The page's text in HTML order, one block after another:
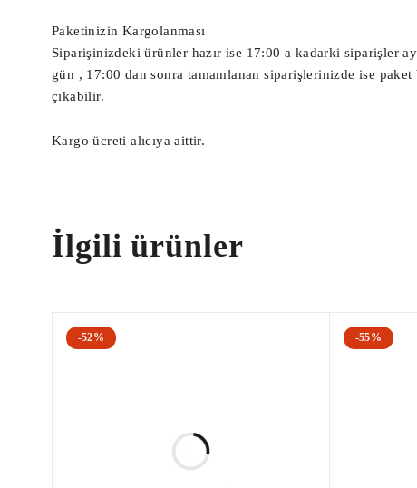
Çıkma İç Sigorta Kutusu, Çıkma Sigorta
Çıkma Body Beyni, Çıkma Bsi Body
Abs Beyni, Çıkma Abs Pompa Beyni, Çıkma
Akü Beyni, Akü Dağıtıcı Beyni, Akü
Dsg Şanzıman Kartı, Dsg Şanzıman
Çıkma Şarj Dinamosu, Çıkma Alternatör,
Arteon Far Beyni, Arteon Çıkma Far
Passat B8 Far Beyni, Passat B8 Çıkma
Paketinizin Kargolanması
Siparişinizdeki ürünler hazır ise 17:00 a kadarki siparişler
gün , 17:00 dan sonra tamamlanan siparişlerinizde ise
çıkabilir.
Kargo ücreti alıcıya aittir.
İlgili ürünler
-52% -55%